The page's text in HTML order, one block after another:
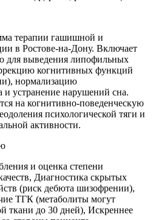
терапии гашишной и
в Ростове-на-Дону. Включает
для выведения липофильных
когнитивных функций
нормализацию
и устранение нарушений сна.
на когнитивно-поведенческую
психологической тяги и
активности.
и оценка степени
Диагностика скрытых
(риск дебюта шизофрении),
ТГК (метаболиты могут
ткани до 30 дней), Искреннее